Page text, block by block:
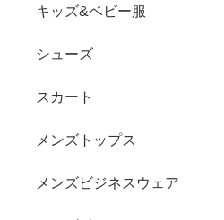
キッズ&ベビー服
シューズ
スカート
メンズトップス
メンズビジネスウェア